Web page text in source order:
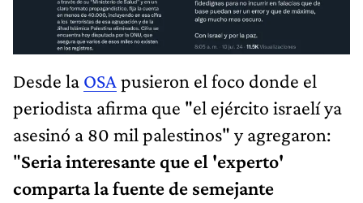
Desde la OSA pusieron el foco donde el
periodista afirma que "el ejército israelí ya
asesinó a 80 mil palestinos" y agregaron:
"Seria interesante que el 'experto'
comparta la fuente de semejante